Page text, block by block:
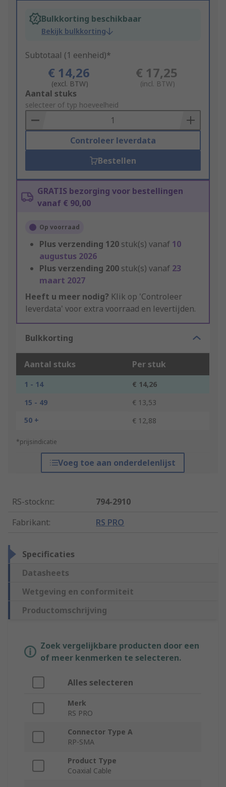
Bulkkorting beschikbaar
Bekijk bulkkorting
Subtotaal (1 eenheid)*
€ 14,26
(excl. BTW)
€ 17,25
(incl. BTW)
Add
to
Basket
Aantal stuks
selecteer of typ hoeveelheid
Controleer leverdata
Bestellen
GRATIS bezorging voor bestellingen
vanaf € 90,00
Op voorraad
Plus verzending 120 stuk(s) vanaf 10
augustus 2026
Plus verzending 200 stuk(s) vanaf 23
maart 2027
Heeft u meer nodig? Klik op 'Controleer
leverdata' voor extra voorraad en levertijden.
Bulkkorting
Aantal stuks Per stuk
1 - 14
€ 14,26
15 - 49
€ 13,53
50 +
€ 12,88
*prijsindicatie
Voeg toe aan onderdelenlijst
RS-stocknr.:
794-2910
Fabrikant: RS PRO
Specificaties
Datasheets
Wetgeving en conformiteit
Productomschrijving
Zoek vergelijkbare producten door een
of meer kenmerken te selecteren.
Alles selecteren
Merk
RS PRO
Connector Type A
RP-SMA
Product Type
Coaxial Cable